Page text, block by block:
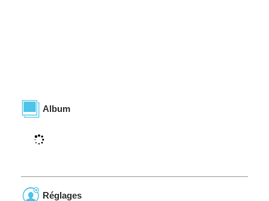
Album
Réglages